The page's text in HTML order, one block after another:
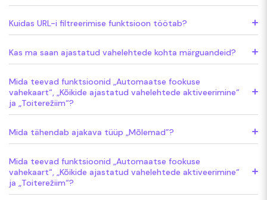
Kuidas URL-i filtreerimise funktsioon töötab?
Kas ma saan ajastatud vahelehtede kohta märguandeid?
Mida teevad funktsioonid „Automaatse fookuse
vahekaart“, „Kõikide ajastatud vahelehtede aktiveerimine“
ja „Toiterežiim“?
Mida tähendab ajakava tüüp „Mõlemad”?
Mida teevad funktsioonid „Automaatse fookuse
vahekaart“, „Kõikide ajastatud vahelehtede aktiveerimine“
ja „Toiterežiim“?